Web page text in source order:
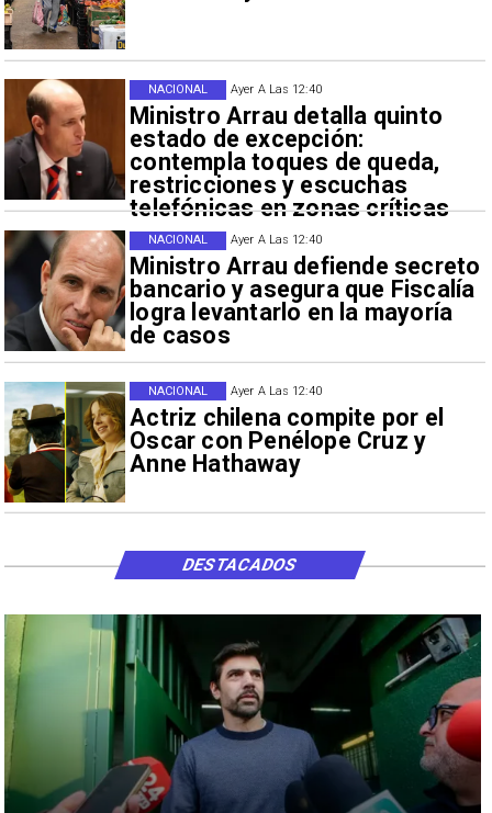
Ayer A Las 12:40
Ministro Arrau detalla quinto
estado de excepción:
contempla toques de queda,
restricciones y escuchas
telefónicas en zonas críticas
NACIONAL
Ayer A Las 12:40
Ministro Arrau defiende secreto
bancario y asegura que Fiscalía
logra levantarlo en la mayoría
de casos
NACIONAL
Ayer A Las 12:40
Actriz chilena compite por el
Oscar con Penélope Cruz y
Anne Hathaway
NACIONAL
DESTACADOS